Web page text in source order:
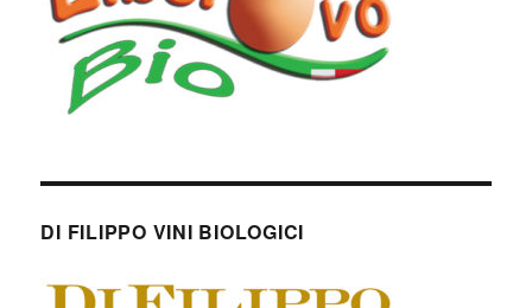
DI FILIPPO VINI BIOLOGICI